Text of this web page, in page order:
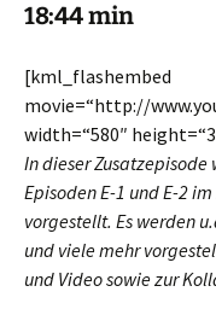
18:44 min
[kml_flashembed
movie=“http://
width=“580″
In dieser
Episoden E-1 und E-2
vorgestellt. Es werden
und viele mehr
und Video sowie zur